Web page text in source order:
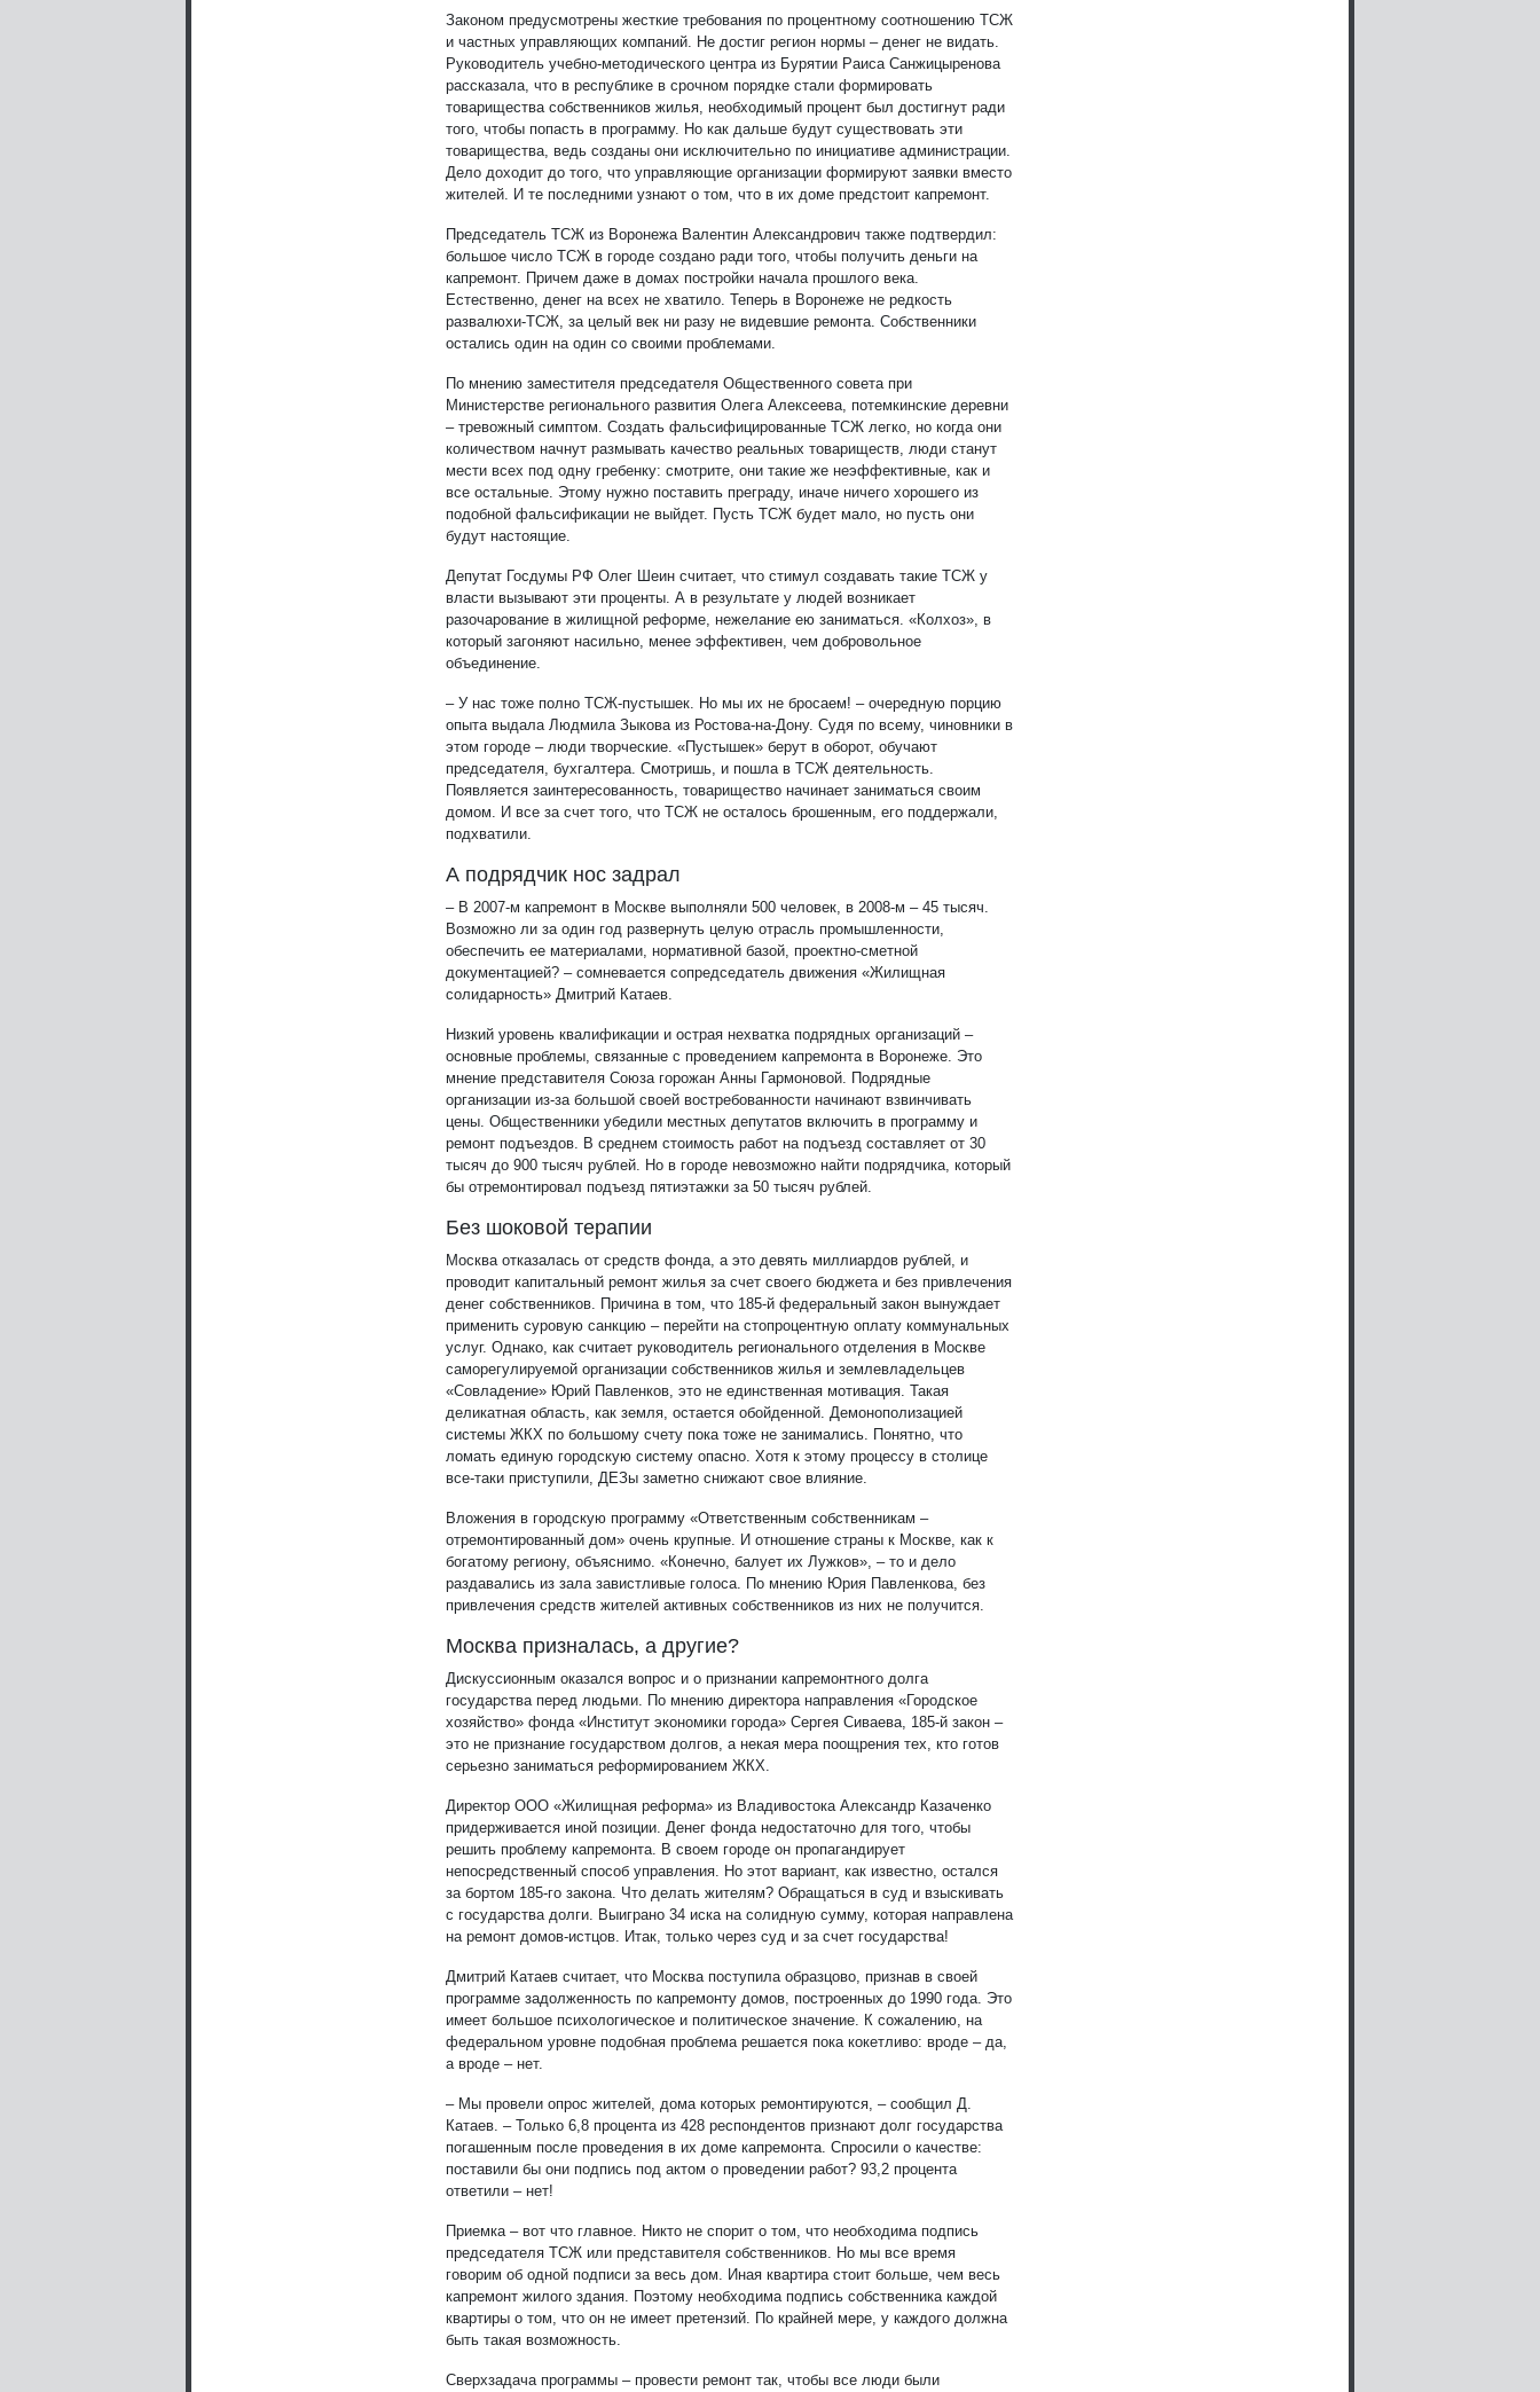
Законом предусмотрены жесткие требования по процентному соотношению ТСЖ
и частных управляющих компаний. Не достиг регион нормы – денег не видать.
Руководитель учебно-методического центра из Бурятии Раиса Санжицыренова
рассказала, что в республике в срочном порядке стали формировать
товарищества собственников жилья, необходимый процент был достигнут ради
того, чтобы попасть в программу. Но как дальше будут существовать эти
товарищества, ведь созданы они исключительно по инициативе администрации.
Дело доходит до того, что управляющие организации формируют заявки вместо
жителей. И те последними узнают о том, что в их доме предстоит капремонт.
Председатель ТСЖ из Воронежа Валентин Александрович также подтвердил:
большое число ТСЖ в городе создано ради того, чтобы получить деньги на
капремонт. Причем даже в домах постройки начала прошлого века.
Естественно, денег на всех не хватило. Теперь в Воронеже не редкость
развалюхи-ТСЖ, за целый век ни разу не видевшие ремонта. Собственники
остались один на один со своими проблемами.
По мнению заместителя председателя Общественного совета при
Министерстве регионального развития Олега Алексеева, потемкинские деревни
– тревожный симптом. Создать фальсифицированные ТСЖ легко, но когда они
количеством начнут размывать качество реальных товариществ, люди станут
мести всех под одну гребенку: смотрите, они такие же неэффективные, как и
все остальные. Этому нужно поставить преграду, иначе ничего хорошего из
подобной фальсификации не выйдет. Пусть ТСЖ будет мало, но пусть они
будут настоящие.
Депутат Госдумы РФ Олег Шеин считает, что стимул создавать такие ТСЖ у
власти вызывают эти проценты. А в результате у людей возникает
разочарование в жилищной реформе, нежелание ею заниматься. «Колхоз», в
который загоняют насильно, менее эффективен, чем добровольное
объединение.
– У нас тоже полно ТСЖ-пустышек. Но мы их не бросаем! – очередную порцию
опыта выдала Людмила Зыкова из Ростова-на-Дону. Судя по всему, чиновники в
этом городе – люди творческие. «Пустышек» берут в оборот, обучают
председателя, бухгалтера. Смотришь, и пошла в ТСЖ деятельность.
Появляется заинтересованность, товарищество начинает заниматься своим
домом. И все за счет того, что ТСЖ не осталось брошенным, его поддержали,
подхватили.
А подрядчик нос задрал
– В 2007-м капремонт в Москве выполняли 500 человек, в 2008-м – 45 тысяч.
Возможно ли за один год развернуть целую отрасль промышленности,
обеспечить ее материалами, нормативной базой, проектно-сметной
документацией? – сомневается сопредседатель движения «Жилищная
солидарность» Дмитрий Катаев.
Низкий уровень квалификации и острая нехватка подрядных организаций –
основные проблемы, связанные с проведением капремонта в Воронеже. Это
мнение представителя Союза горожан Анны Гармоновой. Подрядные
организации из-за большой своей востребованности начинают взвинчивать
цены. Общественники убедили местных депутатов включить в программу и
ремонт подъездов. В среднем стоимость работ на подъезд составляет от 30
тысяч до 900 тысяч рублей. Но в городе невозможно найти подрядчика, который
бы отремонтировал подъезд пятиэтажки за 50 тысяч рублей.
Без шоковой терапии
Москва отказалась от средств фонда, а это девять миллиардов рублей, и
проводит капитальный ремонт жилья за счет своего бюджета и без привлечения
денег собственников. Причина в том, что 185-й федеральный закон вынуждает
применить суровую санкцию – перейти на стопроцентную оплату коммунальных
услуг. Однако, как считает руководитель регионального отделения в Москве
саморегулируемой организации собственников жилья и землевладельцев
«Совладение» Юрий Павленков, это не единственная мотивация. Такая
деликатная область, как земля, остается обойденной. Демонополизацией
системы ЖКХ по большому счету пока тоже не занимались. Понятно, что
ломать единую городскую систему опасно. Хотя к этому процессу в столице
все-таки приступили, ДЕЗы заметно снижают свое влияние.
Вложения в городскую программу «Ответственным собственникам –
отремонтированный дом» очень крупные. И отношение страны к Москве, как к
богатому региону, объяснимо. «Конечно, балует их Лужков», – то и дело
раздавались из зала завистливые голоса. По мнению Юрия Павленкова, без
привлечения средств жителей активных собственников из них не получится.
Москва призналась, а другие?
Дискуссионным оказался вопрос и о признании капремонтного долга
государства перед людьми. По мнению директора направления «Городское
хозяйство» фонда «Институт экономики города» Сергея Сиваева, 185-й закон –
это не признание государством долгов, а некая мера поощрения тех, кто готов
серьезно заниматься реформированием ЖКХ.
Директор ООО «Жилищная реформа» из Владивостока Александр Казаченко
придерживается иной позиции. Денег фонда недостаточно для того, чтобы
решить проблему капремонта. В своем городе он пропагандирует
непосредственный способ управления. Но этот вариант, как известно, остался
за бортом 185-го закона. Что делать жителям? Обращаться в суд и взыскивать
с государства долги. Выиграно 34 иска на солидную сумму, которая направлена
на ремонт домов-истцов. Итак, только через суд и за счет государства!
Дмитрий Катаев считает, что Москва поступила образцово, признав в своей
программе задолженность по капремонту домов, построенных до 1990 года. Это
имеет большое психологическое и политическое значение. К сожалению, на
федеральном уровне подобная проблема решается пока кокетливо: вроде – да,
а вроде – нет.
– Мы провели опрос жителей, дома которых ремонтируются, – сообщил Д.
Катаев. – Только 6,8 процента из 428 респондентов признают долг государства
погашенным после проведения в их доме капремонта. Спросили о качестве:
поставили бы они подпись под актом о проведении работ? 93,2 процента
ответили – нет!
Приемка – вот что главное. Никто не спорит о том, что необходима подпись
председателя ТСЖ или представителя собственников. Но мы все время
говорим об одной подписи за весь дом. Иная квартира стоит больше, чем весь
капремонт жилого здания. Поэтому необходима подпись собственника каждой
квартиры о том, что он не имеет претензий. По крайней мере, у каждого должна
быть такая возможность.
Сверхзадача программы – провести ремонт так, чтобы все люди были